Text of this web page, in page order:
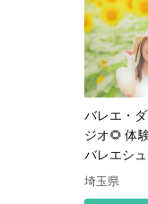
バレエ・
ジオ🌻 体
バレエシ
埼玉県